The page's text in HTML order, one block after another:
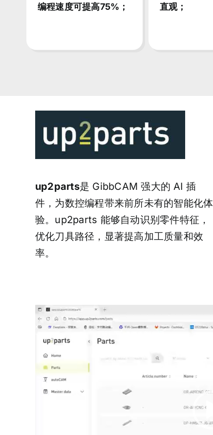
编程速度可提高75%；
直观；
up2parts是 GibbCAM 强大的 AI 插
件，为数控编程带来前所未有的智能化体
验。up2parts 能够自动识别零件特征，
优化刀具路径，显著提高加工质量和效
率。
视
频
器